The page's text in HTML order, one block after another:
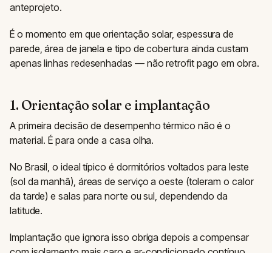
anteprojeto.
É o momento em que orientação solar, espessura de
parede, área de janela e tipo de cobertura ainda custam
apenas linhas redesenhadas — não retrofit pago em obra.
1. Orientação solar e implantação
A primeira decisão de desempenho térmico não é o
material. É para onde a casa olha.
No Brasil, o ideal típico é dormitórios voltados para leste
(sol da manhã), áreas de serviço a oeste (toleram o calor
da tarde) e salas para norte ou sul, dependendo da
latitude.
Implantação que ignora isso obriga depois a compensar